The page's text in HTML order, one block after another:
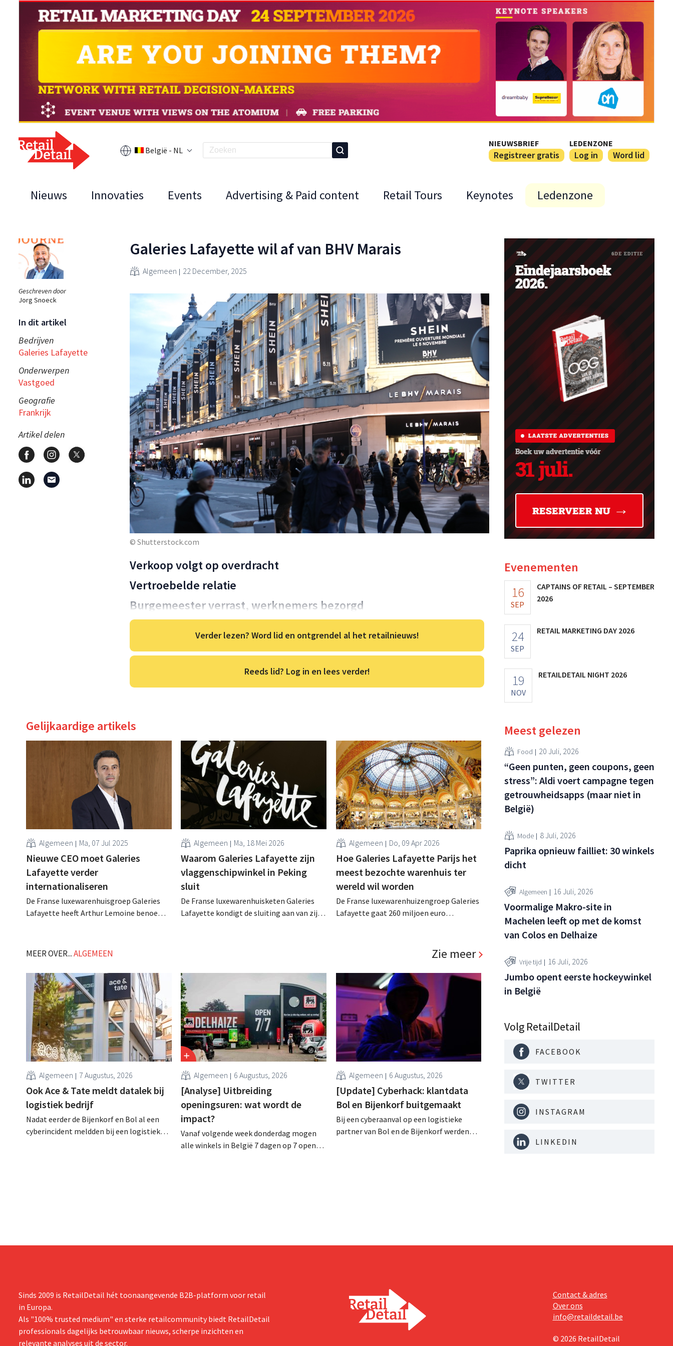
België - NL
NIEUWSBRIEF
Registreer gratis
LEDENZONE
Log in Word lid
Nieuws Innovaties Events Advertising & Paid content Retail Tours Keynotes Ledenzone
Geschreven door
Jorg Snoeck
In dit artikel
Bedrijven
Galeries Lafayette
Onderwerpen
Vastgoed
Geografie
Frankrijk
Artikel delen
Galeries Lafayette wil af van BHV Marais
Algemeen 22 December, 2025
© Shutterstock.com
Verkoop volgt op overdracht
Vertroebelde relatie
Burgemeester verrast, werknemers bezorgd
Verder lezen? Word lid en ontgrendel al het retailnieuws!
Reeds lid? Log in en lees verder!
Gelijkaardige artikels
Algemeen Ma, 07 Jul 2025
Nieuwe CEO moet Galeries
Lafayette verder
internationaliseren
De Franse luxewarenhuisgroep Galeries
Lafayette heeft Arthur Lemoine benoemd
expansie worden zijn belangrijkste
Algemeen Ma, 18 Mei 2026
Waarom Galeries Lafayette zijn
vlaggenschipwinkel in Peking
sluit
De Franse luxewarenhuisketen Galeries
Lafayette kondigt de sluiting aan van zijn
Algemeen Do, 09 Apr 2026
Hoe Galeries Lafayette Parijs het
meest bezochte warenhuis ter
wereld wil worden
De Franse luxewarenhuizengroep Galeries
Lafayette gaat 260 miljoen euro
Haussmann moet de wereldwijde nummer
MEER OVER...ALGEMEEN Zie meer
Algemeen 7 Augustus, 2026
Ook Ace & Tate meldt datalek bij
logistiek bedrijf
Nadat eerder de Bijenkorf en Bol al een
cyberincident meldden bij een logistieke
Algemeen 6 Augustus, 2026
[Analyse] Uitbreiding
openingsuren: wat wordt de
impact?
Vanaf volgende week donderdag mogen
alle winkels in België 7 dagen op 7 open
Algemeen 6 Augustus, 2026
[Update] Cyberhack: klantdata
Bol en Bijenkorf buitgemaakt
Bij een cyberaanval op een logistieke
partner van Bol en de Bijenkorf werden
Evenementen
16
SEP
CAPTAINS OF RETAIL – SEPTEMBER
2026
24
SEP
RETAIL MARKETING DAY 2026
19
NOV
RETAILDETAIL NIGHT 2026
Meest gelezen
Food 20 Juli, 2026
“Geen punten, geen coupons, geen
stress”: Aldi voert campagne tegen
getrouwheidsapps (maar niet in
België)
Mode 8 Juli, 2026
Paprika opnieuw failliet: 30 winkels
dicht
Algemeen 16 Juli, 2026
Voormalige Makro-site in
Machelen leeft op met de komst
van Colos en Delhaize
Vrije tijd 16 Juli, 2026
Jumbo opent eerste hockeywinkel
in België
Volg RetailDetail
FACEBOOK
TWITTER
INSTAGRAM
LINKEDIN
Sinds 2009 is RetailDetail hét toonaangevende B2B-platform voor retail
in Europa.
Als "100% trusted medium" en sterke retailcommunity biedt RetailDetail
professionals dagelijks betrouwbaar nieuws, scherpe inzichten en
relevante analyses uit de sector.
Contact & adres
Over ons
info@retaildetail.be
© 2026 RetailDetail